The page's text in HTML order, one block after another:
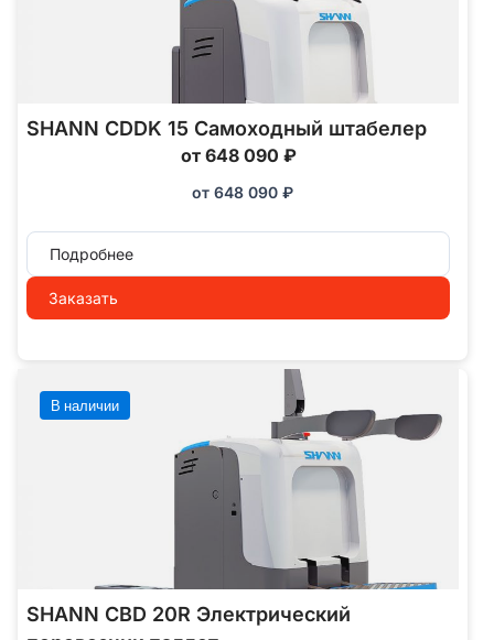
SHANN CDDK 15 Самоходный штабелер
от 648 090 ₽
от 648 090 ₽
Подробнее
Заказать
В наличии
SHANN CBD 20R Электрический